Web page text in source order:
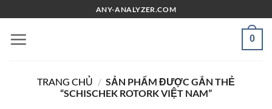
đến
nội
ANY-ANALYZER.COM
0
TRANG CHỦ / SẢN PHẨM ĐƯỢC GẮN THẺ
“SCHISCHEK ROTORK VIỆT NAM”